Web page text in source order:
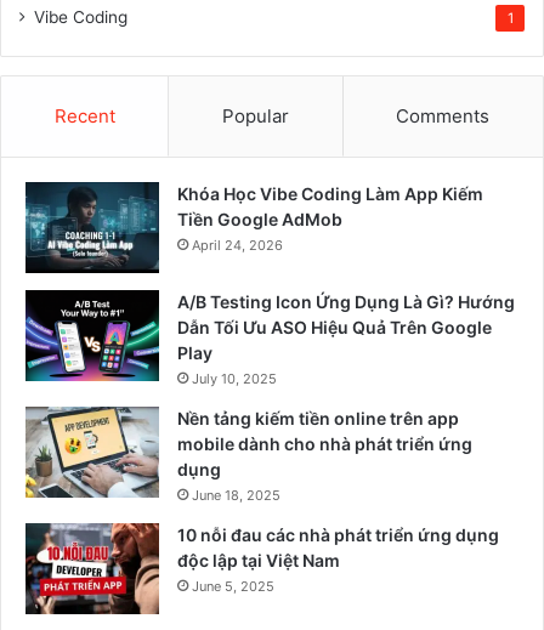
Vibe Coding 1
Recent Popular Comments
Khóa Học Vibe Coding Làm App Kiếm
Tiền Google AdMob
April 24, 2026
A/B Testing Icon Ứng Dụng Là Gì? Hướng
Dẫn Tối Ưu ASO Hiệu Quả Trên Google
Play
July 10, 2025
Nền tảng kiếm tiền online trên app
mobile dành cho nhà phát triển ứng
dụng
June 18, 2025
10 nỗi đau các nhà phát triển ứng dụng
độc lập tại Việt Nam
June 5, 2025